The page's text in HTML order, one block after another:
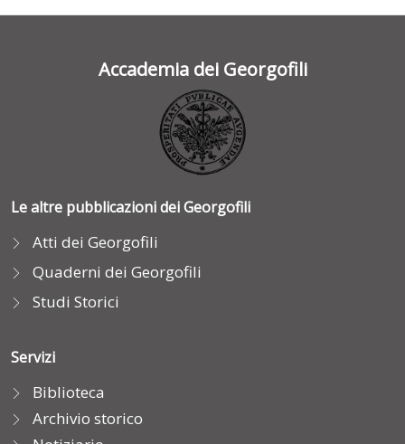
Accademia dei Georgofili
Le altre pubblicazioni dei Georgofili
Atti dei Georgofili
Quaderni dei Georgofili
Studi Storici
Servizi
Biblioteca
Archivio storico